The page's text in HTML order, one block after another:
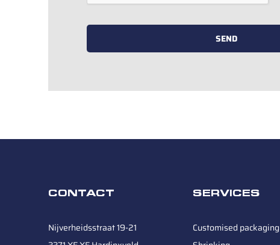
SEND
CONTACT
Nijverheidsstraat 19-21
SERVICES
Customised packaging